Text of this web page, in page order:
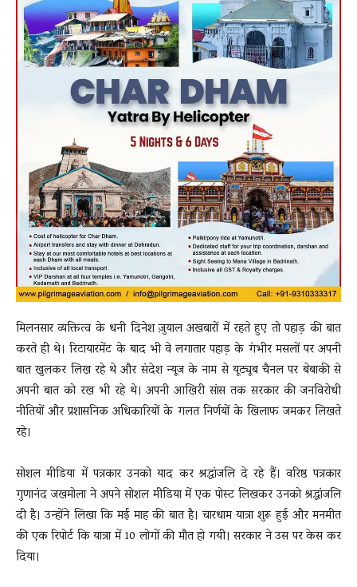
मिलनसार व्यक्तित्व के धनी दिनेश जु़याल अखबारों में रहते हुए तो पहाड़ की बात
करते ही थे। रिटायारमेंट के बाद भी वे लगातार पहाड़ के गंभीर मसलों पर अपनी
बात खुलकर लिख रहे थे और संदेश न्यूज के नाम से यूट्यूब चैनल पर बेबाकी से
अपनी बात को रख भी रहे थे। अपनी आखिरी सांस तक सरकार की जनविरोधी
नीतियों और प्रशासनिक अधिकारियों के गलत निर्णयों के खिलाफ जमकर लिखते
रहे।
सोशल मीडिया में पत्रकार उनको याद कर श्रद्धांजलि दे रहे हैं। वरिष्ठ पत्रकार
गुणानंद जखमोला ने अपने सोशल मीडिया में एक पोस्ट लिखकर उनको श्रद्धांजलि
दी है। उन्होंने लिखा कि मई माह की बात है। चारधाम यात्रा शुरू हुई और मनमीत
की एक रिपोर्ट कि यात्रा में 10 लोगों की मौत हो गयी। सरकार ने उस पर केस कर
दिया।